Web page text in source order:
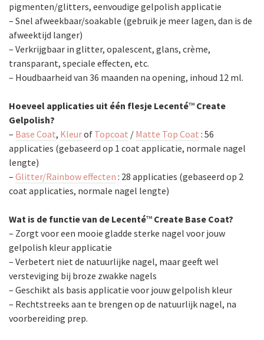
pigmenten/glitters, eenvoudige gelpolish applicatie
– Snel afweekbaar/soakable (gebruik je meer lagen, dan is de
afweektijd langer)
– Verkrijgbaar in glitter, opalescent, glans, crème,
transparant, speciale effecten, etc.
– Houdbaarheid van 36 maanden na opening, inhoud 12 ml.
Hoeveel applicaties uit één flesje Lecenté™ Create
Gelpolish?
– Base Coat, Kleurof Topcoat / Matte Top Coat : 56
applicaties (gebaseerd op 1 coat applicatie, normale nagel
lengte)
– Glitter/Rainbow effecten : 28 applicaties (gebaseerd op 2
coat applicaties, normale nagel lengte)
Wat is de functie van de Lecenté™ Create Base Coat?
– Zorgt voor een mooie gladde sterke nagel voor jouw
gelpolish kleur applicatie
– Verbetert niet de natuurlijke nagel, maar geeft wel
versteviging bij broze zwakke nagels
– Geschikt als basis applicatie voor jouw gelpolish kleur
– Rechtstreeks aan te brengen op de natuurlijk nagel, na
voorbereiding prep.